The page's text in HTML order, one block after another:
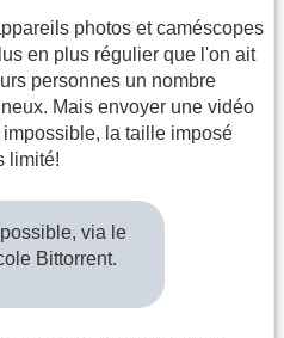
photos et caméscopes
en plus régulier que l'on ait
personnes un nombre
Mais envoyer une vidéo
la taille imposé
limité!
via le
Bittorrent.